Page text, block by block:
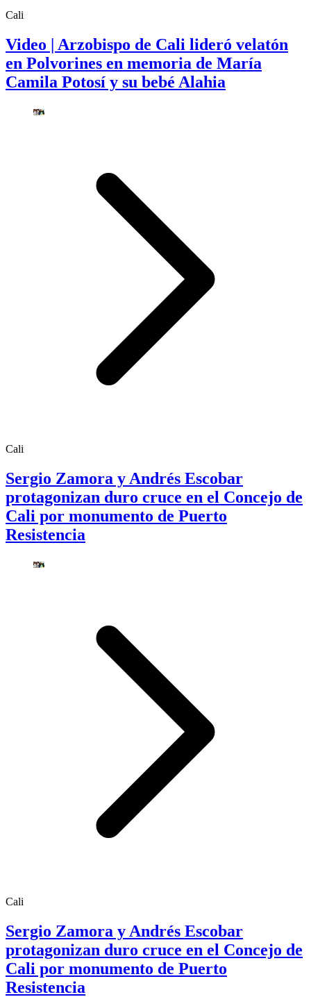
Cali
Video | Arzobispo de Cali lideró velatón
en Polvorines en memoria de María
Camila Potosí y su bebé Alahia
Cali
Sergio Zamora y Andrés Escobar
protagonizan duro cruce en el Concejo de
Cali por monumento de Puerto
Resistencia
Cali
Sergio Zamora y Andrés Escobar
protagonizan duro cruce en el Concejo de
Cali por monumento de Puerto
Resistencia